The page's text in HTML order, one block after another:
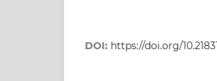
DOI: https://doi.org/